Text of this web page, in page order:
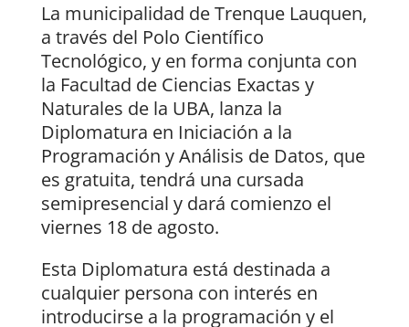
La municipalidad de Trenque Lauquen,
a través del Polo Científico
Tecnológico, y en forma conjunta con
la Facultad de Ciencias Exactas y
Naturales de la UBA, lanza la
Diplomatura en Iniciación a la
Programación y Análisis de Datos, que
es gratuita, tendrá una cursada
semipresencial y dará comienzo el
viernes 18 de agosto.
Esta Diplomatura está destinada a
cualquier persona con interés en
introducirse a la programación y el